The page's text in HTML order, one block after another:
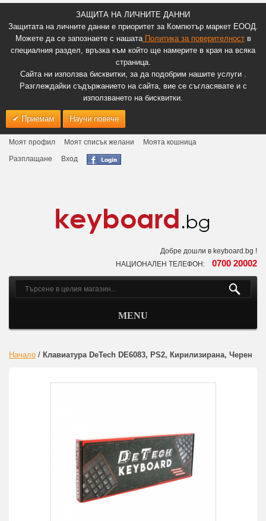
ЗАЩИТА НА ЛИЧНИТЕ ДАННИ
Защитата на личните данни е приоритет за Компютър маркет ЕООД.
Можете да се запознаете с нашатаПолитика за поверителноств
специалния раздел, връзка към който ще намерите в края на всяка
страница.
Сайта ни използва бисквитки, за да подобрим нашите услуги .
Разглеждайки съдържанието на сайта, вие се съгласявате и с
използването на бисквитки.
Приемам Научи повече
Моят профил Моят списък желани
Моята кошница
Разплащане
Вход
Добре дошли в keyboard.bg !
НАЦИОНАЛЕН ТЕЛЕФОН: 0700 20002
MENU
Начало / Клавиатура DeTech DE6083, PS2, Кирилизирана, Черен